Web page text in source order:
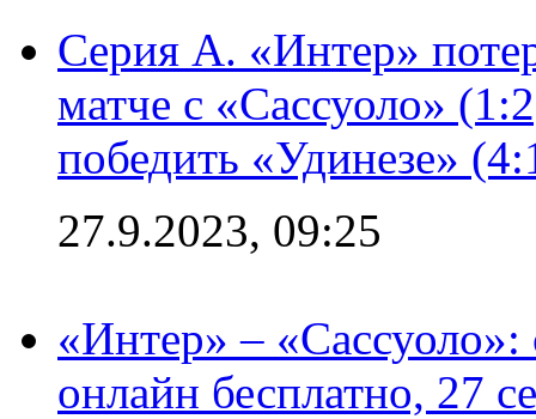
Серия А. «Интер»
матче с «Сассуоло»
победить «Удинезе»
27.9.2023, 09:25
«Интер» –
онлайн бесплатно, 27